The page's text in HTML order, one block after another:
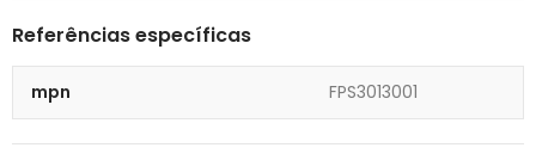
Referências específicas
mpn FPS3013001